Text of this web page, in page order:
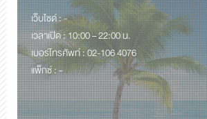
เว็บไซด์ : -
เวลาเปิด : 10:00 – 22:00 น.
เบอร์โทรศัพท์ : 02-106 4076
แพ็กซ์ : -